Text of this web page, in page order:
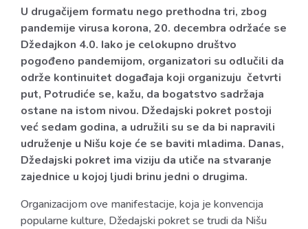
U drugačijem formatu nego prethodna tri, zbog
pandemije virusa korona, 20. decembra održaće se
Džedajkon 4.0. Iako je celokupno društvo
pogođeno pandemijom, organizatori su odlučili da
održe kontinuitet događaja koji organizuju četvrti
put, Potrudiće se, kažu, da bogatstvo sadržaja
ostane na istom nivou. Džedajski pokret postoji
već sedam godina, a udružili su se da bi napravili
udruženje u Nišu koje će se baviti mladima. Danas,
Džedajski pokret ima viziju da utiče na stvaranje
zajednice u kojoj ljudi brinu jedni o drugima.
Organizacijom ove manifestacije, koja je konvencija
popularne kulture, Džedajski pokret se trudi da Nišu